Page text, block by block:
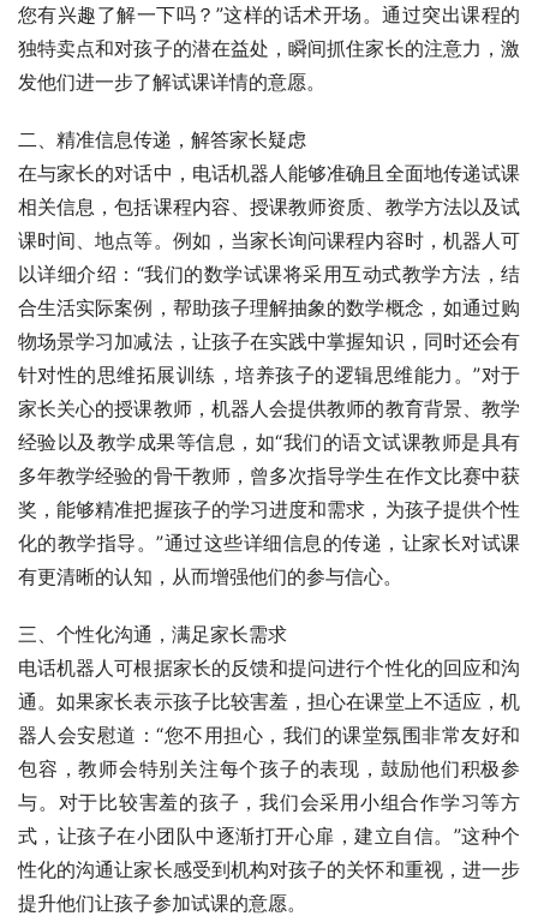
您有兴趣了解一下吗？”这样的话术开场。通过突出课程的
独特卖点和对孩子的潜在益处，瞬间抓住家长的注意力，激
发他们进一步了解试课详情的意愿。
二、精准信息传递，解答家长疑虑
在与家长的对话中，电话机器人能够准确且全面地传递试课
相关信息，包括课程内容、授课教师资质、教学方法以及试
课时间、地点等。例如，当家长询问课程内容时，机器人可
以详细介绍：“我们的数学试课将采用互动式教学方法，结
合生活实际案例，帮助孩子理解抽象的数学概念，如通过购
物场景学习加减法，让孩子在实践中掌握知识，同时还会有
针对性的思维拓展训练，培养孩子的逻辑思维能力。”对于
家长关心的授课教师，机器人会提供教师的教育背景、教学
经验以及教学成果等信息，如“我们的语文试课教师是具有
多年教学经验的骨干教师，曾多次指导学生在作文比赛中获
奖，能够精准把握孩子的学习进度和需求，为孩子提供个性
化的教学指导。”通过这些详细信息的传递，让家长对试课
有更清晰的认知，从而增强他们的参与信心。
三、个性化沟通，满足家长需求
电话机器人可根据家长的反馈和提问进行个性化的回应和沟
通。如果家长表示孩子比较害羞，担心在课堂上不适应，机
器人会安慰道：“您不用担心，我们的课堂氛围非常友好和
包容，教师会特别关注每个孩子的表现，鼓励他们积极参
与。对于比较害羞的孩子，我们会采用小组合作学习等方
式，让孩子在小团队中逐渐打开心扉，建立自信。”这种个
性化的沟通让家长感受到机构对孩子的关怀和重视，进一步
提升他们让孩子参加试课的意愿。